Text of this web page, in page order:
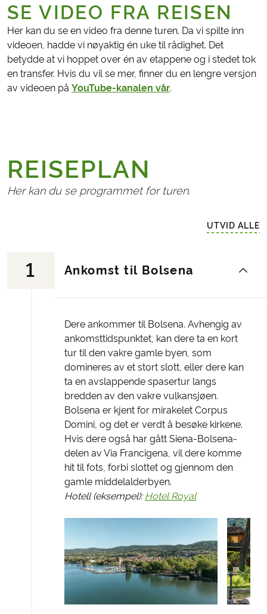
SE VIDEO FRA REISEN
Her kan du se en video fra denne turen. Da vi spilte inn
videoen, hadde vi nøyaktig én uke til rådighet. Det
betydde at vi hoppet over én av etappene og i stedet tok
en transfer. Hvis du vil se mer, finner du en lengre versjon
av videoen på YouTube-kanalen vår.
REISEPLAN
Her kan du se programmet for turen.
UTVID ALLE
1 Ankomst til Bolsena
Dere ankommer til Bolsena. Avhengig av
ankomsttidspunktet, kan dere ta en kort
tur til den vakre gamle byen, som
domineres av et stort slott, eller dere kan
ta en avslappende spasertur langs
bredden av den vakre vulkansjøen.
Bolsena er kjent for mirakelet Corpus
Domini, og det er verdt å besøke kirkene.
Hvis dere også har gått Siena-Bolsena-
delen av Via Francigena, vil dere komme
hit til fots, forbi slottet og gjennom den
gamle middelalderbyen.
Hotell (eksempel): Hotel Royal